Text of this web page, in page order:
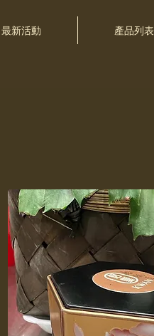
最新活動 產品列表